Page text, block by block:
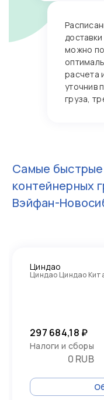
можно
расчета
уточнив
груза,
Самые быстрые
контейнерных
Вэйфан-
Циндао
Циндао Циндао
297 684,18 ₽
Налоги и сборы
0 RUB